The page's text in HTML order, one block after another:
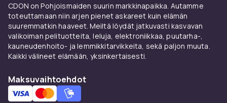
CDON on Pohjoismaiden suurin markkinapaikka. Autamme
toteuttamaan niin arjen pienet askareet kuin elämän
suuremmatkin haaveet. Meiltä löydät jatkuvasti kasvavan
valikoiman pelituotteita, leluja, elektroniikkaa, puutarha-,
kauneudenhoito- ja lemmikkitarvikkeita, sekä paljon muuta.
Kaikki välineet elämään, yksinkertaisesti.
Maksuvaihtoehdot